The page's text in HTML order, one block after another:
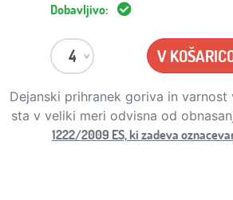
Dobavljivo:
V
Dejanski prihranek goriva in
sta v veliki meri odvisna od
1222/2009 ES, ki zadeva